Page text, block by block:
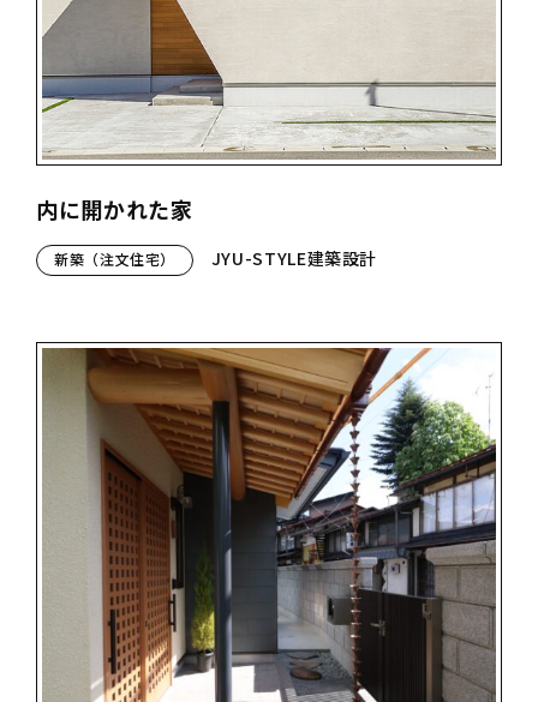
内に開かれた家
新築（注文住宅） JYU-STYLE建築設計